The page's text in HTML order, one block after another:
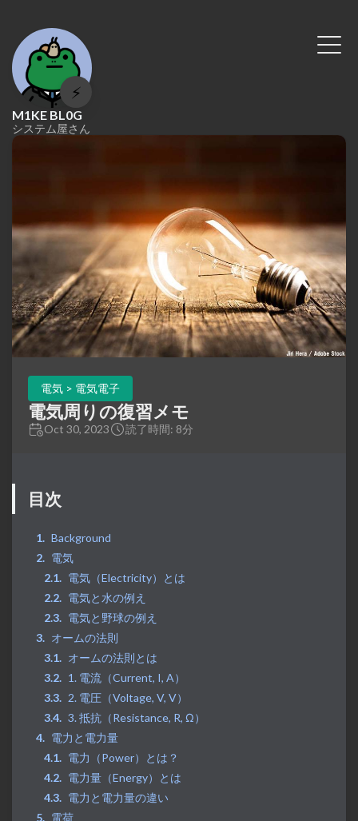
⚡
M1KE BL0G
システム屋さん
電気 > 電気電子
電気周りの復習メモ
Oct 30, 2023 読了時間: 8分
目次
Background
電気
電気（Electricity）とは
電気と水の例え
電気と野球の例え
オームの法則
オームの法則とは
1. 電流（Current, I, A）
2. 電圧（Voltage, V, V）
3. 抵抗（Resistance, R, Ω）
電力と電力量
電力（Power）とは？
電力量（Energy）とは
電力と電力量の違い
電荷